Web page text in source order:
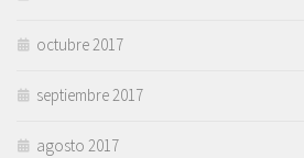
octubre 2017
septiembre 2017
agosto 2017